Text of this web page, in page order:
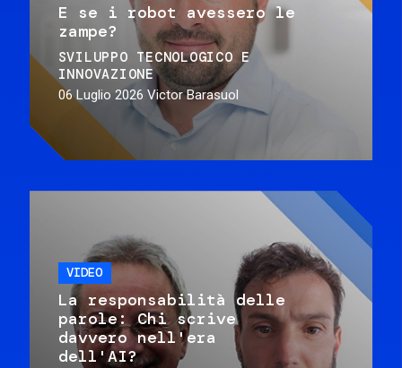
E se i robot avessero le
zampe?
SVILUPPO TECNOLOGICO E
INNOVAZIONE
06 Luglio 2026 Victor Barasuol
VIDEO
La responsabilità delle
parole: Chi scrive
davvero nell'era
dell'AI?